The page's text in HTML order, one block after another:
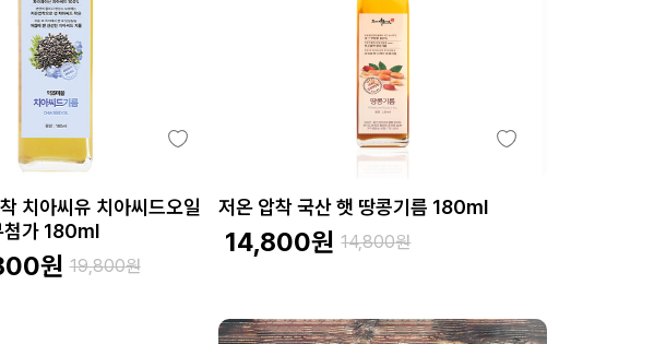
치아씨유 치아씨드오일
가 180ml
원 19,800원
저온 압착 국산 햇 땅콩기름 180ml
14,800원 14,800원